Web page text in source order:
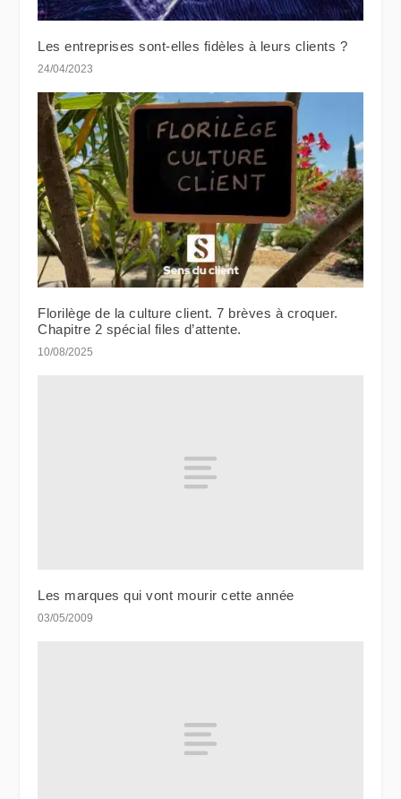
Les entreprises sont-elles fidèles à leurs clients ?
24/04/2023
Florilège de la culture client. 7 brèves à croquer.
Chapitre 2 spécial files d’attente.
10/08/2025
Les marques qui vont mourir cette année
03/05/2009